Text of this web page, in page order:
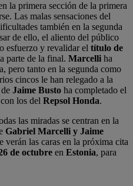
la primera sección de la primera
Las malas sensaciones del
también en la segunda
de ello, el aliento del público
esfuerzo y revalidar el título de
parte de la final. Marcelli ha
pero tanto en la segunda como
cincos le han relegado a la
de Jaime Busto ha completado el
los del Repsol Honda.
las miradas se centran en la
Gabriel Marcelli y Jaime
verán las caras en la próxima cita
de octubre en Estonia, para